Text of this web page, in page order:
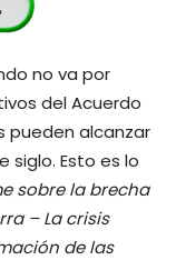
no va por
del Acuerdo
pueden alcanzar
siglo. Esto es lo
sobre la brecha
– La crisis
de las